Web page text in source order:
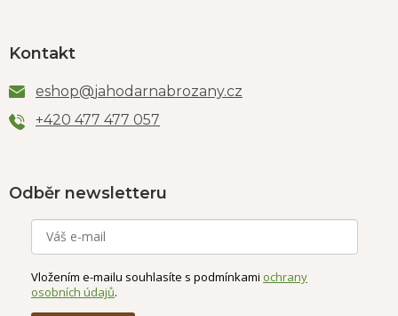
Kontakt
eshop@jahodarnabrozany.cz
+420 477 477 057
Odběr newsletteru
Vložením e-mailu souhlasíte s podmínkami ochrany
osobních údajů.